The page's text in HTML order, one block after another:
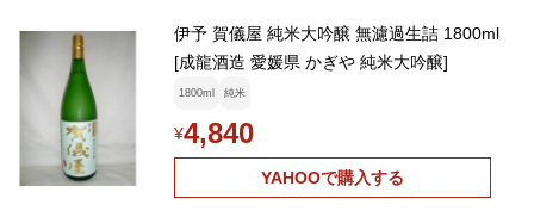
伊予 賀儀屋 純米大吟醸 無濾過生詰 1800ml
[成龍酒造 愛媛県 かぎや 純米大吟醸]
1800ml 純米
¥4,840
YAHOOで購入する